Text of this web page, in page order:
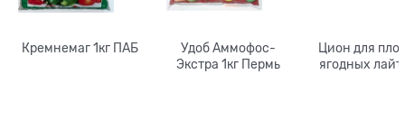
Кремнемаг 1кг ПАБ
Удоб Аммофос-
Экстра 1кг Пермь
Цион для
ягодных